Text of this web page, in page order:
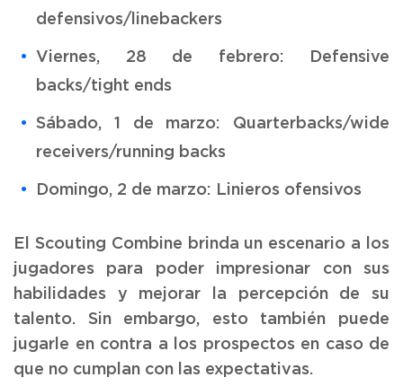
defensivos/linebackers
Viernes, 28 de febrero: Defensive
backs/tight ends
Sábado, 1 de marzo: Quarterbacks/wide
receivers/running backs
Domingo, 2 de marzo: Linieros ofensivos
El Scouting Combine brinda un escenario a los
jugadores para poder impresionar con sus
habilidades y mejorar la percepción de su
talento. Sin embargo, esto también puede
jugarle en contra a los prospectos en caso de
que no cumplan con las expectativas.